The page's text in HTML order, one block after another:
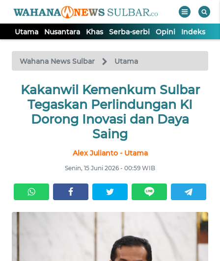
Utama Nusantara Khas Serba-serbi Opini Indeks
Wahana News Sulbar Utama
Kakanwil Kemenkum Sulbar
Tegaskan Perlindungan KI
Dorong Inovasi dan Daya
Saing
Alex Julianto - Utama
Senin, 15 Juni 2026 - 00:59 WIB
TV
Tutup
UTAMA
NUSANTARA
SERBI
Informasi